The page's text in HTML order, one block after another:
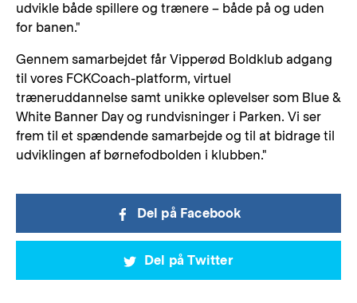
udvikle både spillere og trænere – både på og uden
for banen."
Gennem samarbejdet får Vipperød Boldklub adgang
til vores FCKCoach-platform, virtuel
træneruddannelse samt unikke oplevelser som Blue &
White Banner Day og rundvisninger i Parken. Vi ser
frem til et spændende samarbejde og til at bidrage til
udviklingen af børnefodbolden i klubben."
Del på Facebook
Del på Twitter